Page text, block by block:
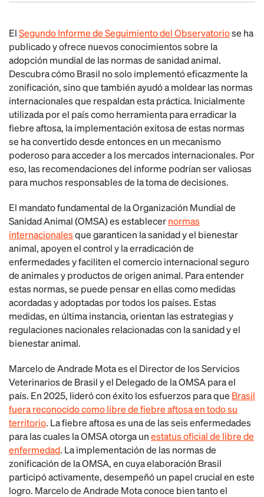
ElSegundo Informe de Seguimiento del Observatoriose ha
publicado y ofrece nuevos conocimientos sobre la
adopción mundial de las normas de sanidad animal.
Descubra cómo Brasil no solo implementó eficazmente la
zonificación, sino que también ayudó a moldear las normas
internacionales que respaldan esta práctica. Inicialmente
utilizada por el país como herramienta para erradicar la
fiebre aftosa, la implementación exitosa de estas normas
se ha convertido desde entonces en un mecanismo
poderoso para acceder a los mercados internacionales. Por
eso, las recomendaciones del informe podrían ser valiosas
para muchos responsables de la toma de decisiones.
El mandato fundamental de la Organización Mundial de
Sanidad Animal (OMSA) es establecernormas
internacionalesque garanticen la sanidad y el bienestar
animal, apoyen el control y la erradicación de
enfermedades y faciliten el comercio internacional seguro
de animales y productos de origen animal. Para entender
estas normas, se puede pensar en ellas como medidas
acordadas y adoptadas por todos los países. Estas
medidas, en última instancia, orientan las estrategias y
regulaciones nacionales relacionadas con la sanidad y el
bienestar animal.
Marcelo de Andrade Mota es el Director de los Servicios
Veterinarios de Brasil y el Delegado de la OMSA para el
país. En 2025, lideró con éxito los esfuerzos para que Brasil
fuera reconocido como libre de fiebre aftosa en todo su
territorio. La fiebre aftosa es una de las seis enfermedades
para las cuales la OMSA otorga unestatus oficial de libre de
enfermedad. La implementación de las normas de
zonificación de la OMSA, en cuya elaboración Brasil
participó activamente, desempeñó un papel crucial en este
logro. Marcelo de Andrade Mota conoce bien tanto el